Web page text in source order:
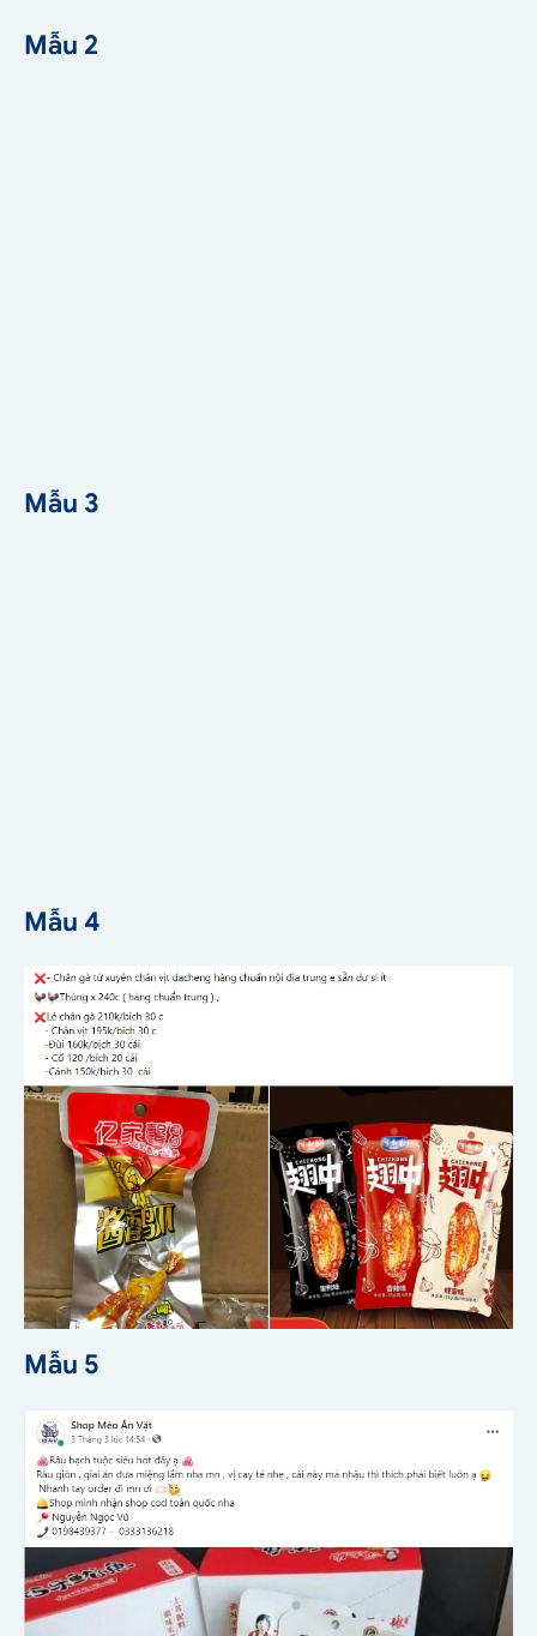
Mẫu 2
Mẫu 3
Mẫu 4
Mẫu 5